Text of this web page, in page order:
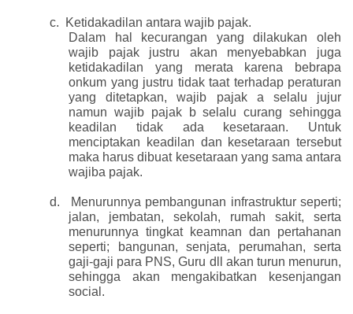
c.
Ketidakadilan antara wajib pajak.
Dalam hal kecurangan yang dilakukan oleh
wajib pajak justru akan menyebabkan juga
ketidakadilan yang merata karena bebrapa
onkum yang justru tidak taat terhadap peraturan
yang ditetapkan, wajib pajak a selalu jujur
namun wajib pajak b selalu curang sehingga
keadilan tidak ada kesetaraan. Untuk
menciptakan keadilan dan kesetaraan tersebut
maka harus dibuat kesetaraan yang sama antara
wajiba pajak.
d.
Menurunnya pembangunan infrastruktur seperti;
jalan, jembatan, sekolah, rumah sakit, serta
menurunnya tingkat keamnan dan pertahanan
seperti; bangunan, senjata, perumahan, serta
gaji-gaji para PNS, Guru dll akan turun menurun,
sehingga akan mengakibatkan kesenjangan
social.